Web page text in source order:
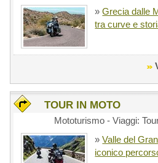
»Grecia dalle
tra curve e
TOUR IN MOTO
Mototurismo - Viaggi:
»Valle del
iconico